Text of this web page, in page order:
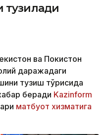
ва Покистон
даражадаги
тузиш тўғрисида
беради Kazinform
матбуот хизматига